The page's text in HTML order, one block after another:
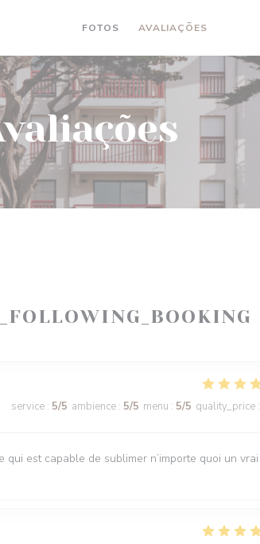
FOTOS AVALIAÇÕES
service : 5/5 ambience : 5/5 menu : 5/5 quality_price :
est capable de sublimer n’importe quoi un vrai